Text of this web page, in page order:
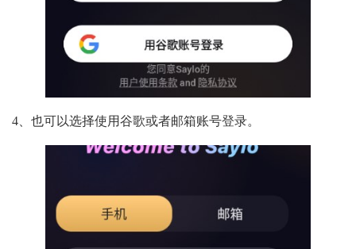
4、也可以选择使用谷歌或者邮箱账号登录。